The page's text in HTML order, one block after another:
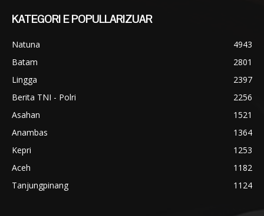
KATEGORI E POPULLARIZUAR
Natuna
4943
Batam
2801
Lingga
2397
Berita TNI - Polri
2256
Asahan
1521
Anambas
1364
Kepri
1253
Aceh
1182
Tanjungpinang
1124